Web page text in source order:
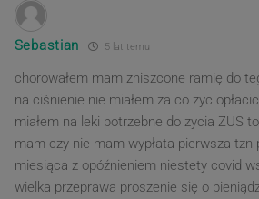
Sebastian 5 lat temu
chorowałem mam zniszcone ramię do
na ciśnienie nie miałem za co zyc
miałem na leki potrzebne do zycia ZUS
mam czy nie mam wypłata pierwsza tzn
miesiąca z opóźnieniem niestety covid
wielka przeprawa proszenie się o